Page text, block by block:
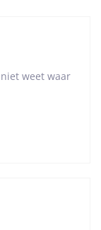
weet waar